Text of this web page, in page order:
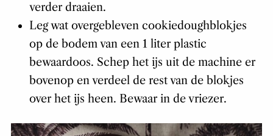
verder draaien.
Leg wat overgebleven cookiedoughblokjes
op de bodem van een 1 liter plastic
bewaardoos. Schep het ijs uit de machine er
bovenop en verdeel de rest van de blokjes
over het ijs heen. Bewaar in de vriezer.